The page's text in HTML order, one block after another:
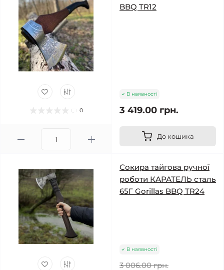
0
BBQ TR12
В наявності
3 419.00 грн.
До кошика
Сокира тайгова ручної
роботи КАРАТЕЛЬ сталь
65Г Gorillas BBQ TR24
В наявності
3 006.00 грн.